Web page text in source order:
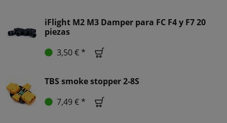
iFlight M2 M3 Damper para FC F4 y F7 20
piezas
3,50 € *
TBS smoke stopper 2-8S
7,49 € *